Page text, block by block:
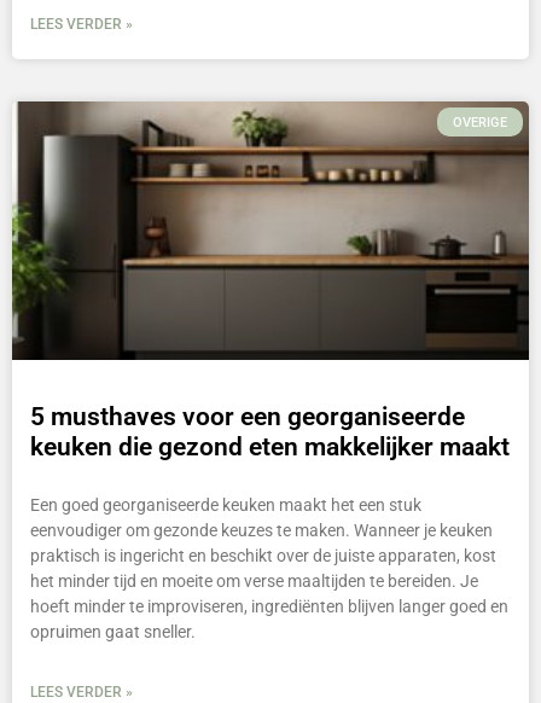
LEES VERDER »
OVERIGE
5 musthaves voor een georganiseerde
keuken die gezond eten makkelijker maakt
Een goed georganiseerde keuken maakt het een stuk
eenvoudiger om gezonde keuzes te maken. Wanneer je keuken
praktisch is ingericht en beschikt over de juiste apparaten, kost
het minder tijd en moeite om verse maaltijden te bereiden. Je
hoeft minder te improviseren, ingrediënten blijven langer goed en
opruimen gaat sneller.
LEES VERDER »